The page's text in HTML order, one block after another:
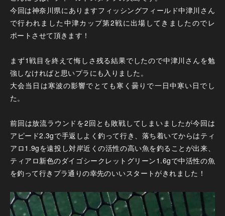
今回は神奈川県にありますフィッシングフィールド中津川さん
で行われました中津カップ第2戦に出場してきましたのでレ
ポートさせて頂きます！
まず1戦目を終えて悔しさ残る結果でしたので中津川さんを勉
強しなければと思いプラにも入りました。
大会当日は寒波の影響でとても寒く曇りで一日中寒い日でし
た。
前回は放流ラウンドを2回とも敗戦してしまいましたが今回は
アピード2.3gで手返しよく釣って行き、落ち着いてからはティ
アロ1.9gを遠投し対岸近くの活性の高い魚を釣ることが出来、
ティアロ新色のダイゴシークレットグリーン1.6gで中活性の魚
を釣って行きプラ通りの幸先のいいスタートがきれました！